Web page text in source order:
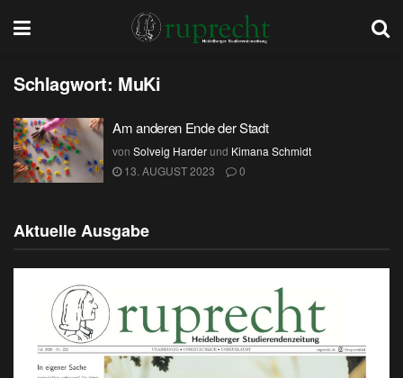
Schlagwort: MuKi
Am anderen Ende der Stadt
von Solveig Harderund Kimana Schmidt
13. AUGUST 2023
0
Aktuelle Ausgabe